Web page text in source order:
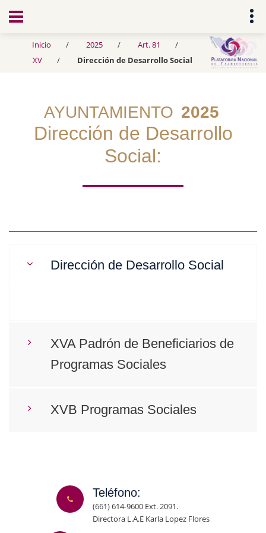
Transparencia
Inicio 2025
Art. 81
XV
Dirección de Desarrollo Social
AYUNTAMIENTO 2025
Dirección de Desarrollo
Social:
Dirección de Desarrollo Social
XVA Padrón de Beneficiarios de
Programas Sociales
XVB Programas Sociales
Teléfono:
(661) 614-9600 Ext. 2091.
Directora L.A.E Karla Lopez Flores